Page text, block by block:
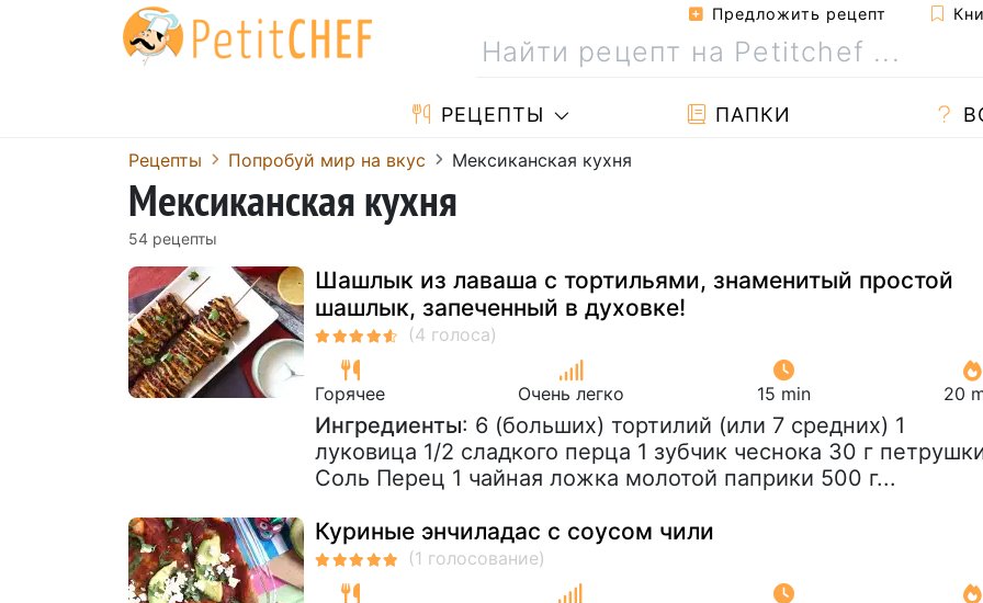
Предложить рецепт
PЕЦЕПТЫ ПАПКИ
Pецепты Попробуй мир на вкус Мексиканская кухня
Мексиканская кухня
54 pецепты
Шашлык из лаваша с тортильями, знаменитый простой
шашлык, запеченный в духовке!
Горячее Очень легко 15 min 20
Ингредиенты: 6 (больших) тортилий (или 7 средних) 1
луковица 1/2 сладкого перца 1 зубчик чеснока 30 г
Соль Перец 1 чайная ложка молотой паприки 500 г...
Куриные энчиладас с соусом чили